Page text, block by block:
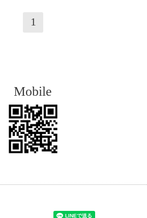
1
Mobile